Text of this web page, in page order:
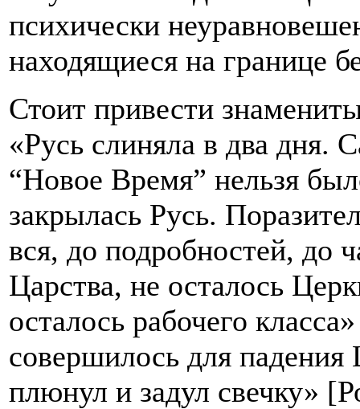
психически
находящиеся на границе
Стоит привести
«Русь слиняла в два дня.
“Новое Время” нельзя
закрылась Русь.
вся, до подробностей, до
Царства, не осталось
осталось рабочего
совершилось для
плюнул и задул свечку»